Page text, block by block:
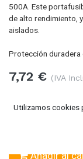
500A. Este
de alto rendimiento,
aislados.
Protección
7,72 € (IVA
Añadir al
Utilizamos cookies